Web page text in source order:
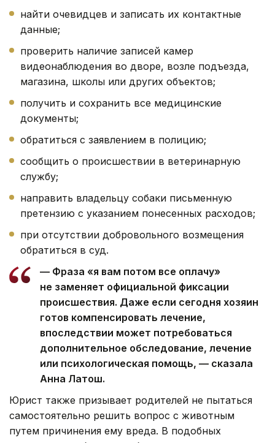
найти очевидцев и записать их контактные
данные;
проверить наличие записей камер
видеонаблюдения во дворе, возле подъезда,
магазина, школы или других объектов;
получить и сохранить все медицинские
документы;
обратиться с заявлением в полицию;
сообщить о происшествии в ветеринарную
службу;
направить владельцу собаки письменную
претензию с указанием понесенных расходов;
при отсутствии добровольного возмещения
обратиться в суд.
— Фраза «я вам потом все оплачу»
не заменяет официальной фиксации
происшествия. Даже если сегодня хозяин
готов компенсировать лечение,
впоследствии может потребоваться
дополнительное обследование, лечение
или психологическая помощь, — сказала
Анна Латош.
Юрист также призывает родителей не пытаться
самостоятельно решить вопрос с животным
путем причинения ему вреда. В подобных